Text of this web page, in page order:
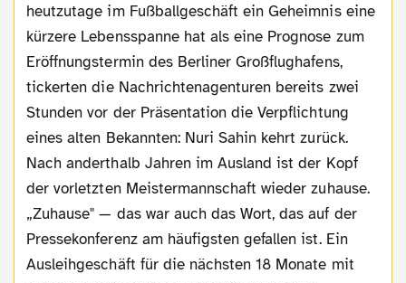
heutzutage im Fußballgeschäft ein Geheimnis eine
kürzere Lebensspanne hat als eine Prognose zum
Eröffnungstermin des Berliner Großflughafens,
tickerten die Nachrichtenagenturen bereits zwei
Stunden vor der Präsentation die Verpflichtung
eines alten Bekannten: Nuri Sahin kehrt zurück.
Nach anderthalb Jahren im Ausland ist der Kopf
der vorletzten Meistermannschaft wieder zuhause.
„Zuhause" — das war auch das Wort, das auf der
Pressekonferenz am häufigsten gefallen ist. Ein
Ausleihgeschäft für die nächsten 18 Monate mit